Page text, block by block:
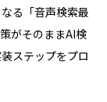
る「音声検索最
がそのままAI検
ステップをプロ